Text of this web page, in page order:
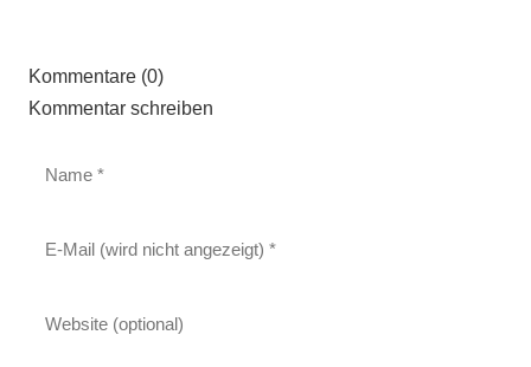
Kommentare (0)
Kommentar schreiben